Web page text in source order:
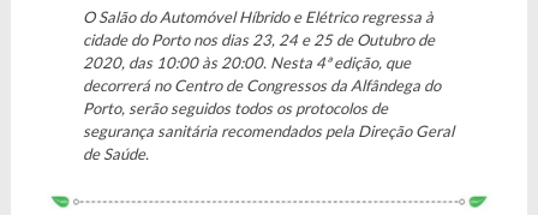
O Salão do Automóvel Híbrido e Elétrico regressa à
cidade do Porto nos dias 23, 24 e 25 de Outubro de
2020, das 10:00 às 20:00. Nesta 4ª edição, que
decorrerá no Centro de Congressos da Alfândega do
Porto, serão seguidos todos os protocolos de
segurança sanitária recomendados pela Direção Geral
de Saúde.